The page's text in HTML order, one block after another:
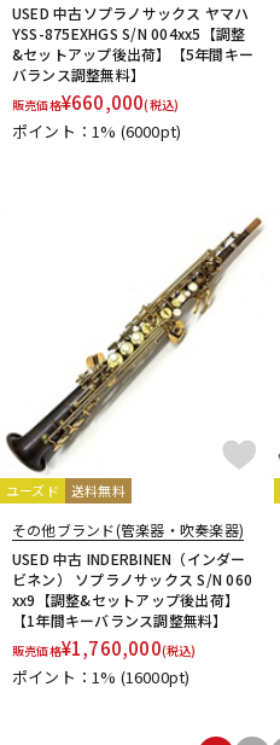
USED 中古ソプラノサックス ヤマハ
YSS-875EXHGS S/N 004xx5【調整
&セットアップ後出荷】【5年間キー
バランス調整無料】
販売価格¥660,000(税込)
ポイント：1% (6000pt)
ユーズド 送料無料
その他ブランド(管楽器・吹奏楽器)
USED 中古 INDERBINEN（インダー
ビネン） ソプラノサックス S/N 060
xx9【調整&セットアップ後出荷】
【1年間キーバランス調整無料】
販売価格¥1,760,000(税込)
ポイント：1% (16000pt)